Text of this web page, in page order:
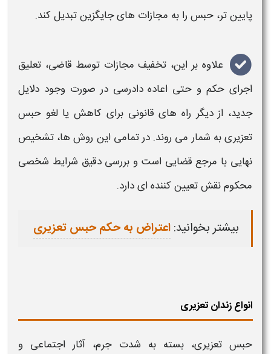
پایین تر، حبس را به مجازات های جایگزین تبدیل کند.
علاوه بر این، تخفیف مجازات توسط قاضی، تعلیق
اجرای حکم و حتی اعاده دادرسی در صورت وجود دلایل
جدید، از دیگر راه های قانونی برای کاهش یا لغو حبس
تعزیریبه شمار می روند. در تمامی این روش ها، تشخیص
نهایی با مرجع قضایی است و بررسی دقیق شرایط شخصی
محکوم نقش تعیین کننده ای دارد.
بیشتر بخوانید:اعتراض به حکم حبس تعزیری
انواع زندان تعزیری
حبس تعزیری، بسته به شدت جرم، آثار اجتماعی و